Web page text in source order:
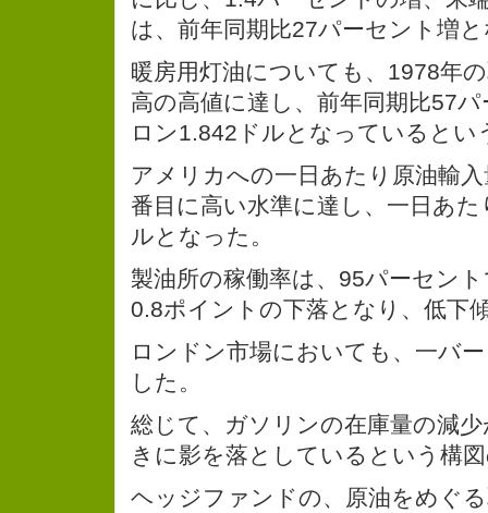
は、前年同期比27パーセント増
暖房用灯油についても、1978年
高の高値に達し、前年同期比57
ロン1.842ドルとなっているとい
アメリカへの一日あたり原油輸
番目に高い水準に達し、一日あ
ルとなった。
製油所の稼働率は、95パーセン
0.8ポイントの下落となり、低下
ロンドン市場においても、一バ
した。
総じて、ガソリンの在庫量の減
きに影を落としているという構
ヘッジファンドの、原油をめぐ